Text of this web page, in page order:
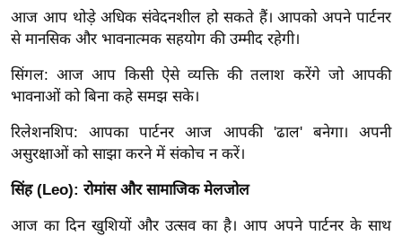
व
न्यू
ज
ब्री
फ
म
नो
रं
आज आप थोड़े अधिक संवेदनशील हो सकते हैं। आपको अपने पार्टनर
से मानसिक और भावनात्मक सहयोग की उम्मीद रहेगी।
सिंगल: आज आप किसी ऐसे व्यक्ति की तलाश करेंगे जो आपकी
भावनाओं को बिना कहे समझ सके।
रिलेशनशिप: आपका पार्टनर आज आपकी 'ढाल' बनेगा। अपनी
असुरक्षाओं को साझा करने में संकोच न करें।
सिंह (Leo): रोमांस और सामाजिक मेलजोल
आज का दिन खुशियों और उत्सव का है। आप अपने पार्टनर के साथ